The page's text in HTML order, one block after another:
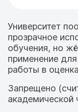
Университет
прозрачное
обучения, но
применение
работы в
Запрещено
академической